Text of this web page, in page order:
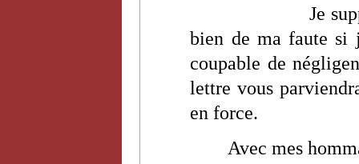
Je
bien de ma faute si
coupable de
lettre vous
en force.
Avec mes